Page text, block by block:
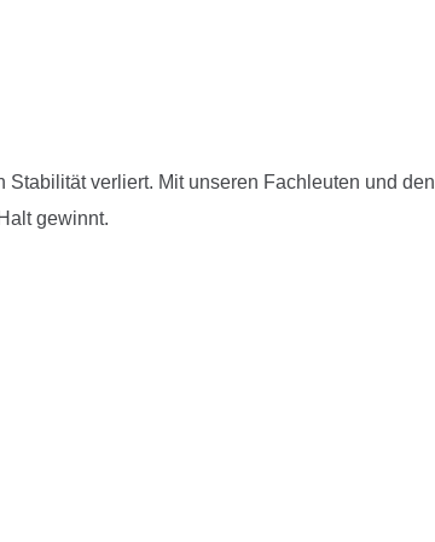
verliert. Mit unseren Fachleuten und den
gewinnt.